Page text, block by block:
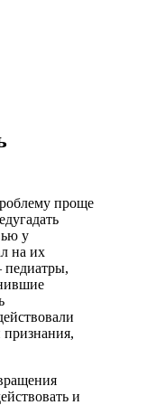
проще
у
на их
педиатры,
и